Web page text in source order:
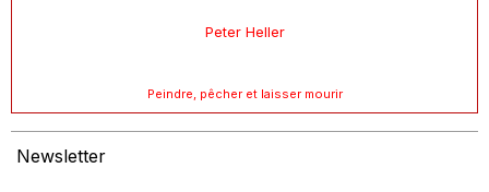
Peter Heller
Peindre, pêcher et laisser mourir
Newsletter